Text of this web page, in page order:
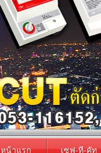
หน้าแรก เซฟ-ที-คัท